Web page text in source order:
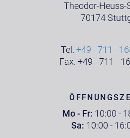
Theodor-Heuss-
70174
Tel. +49 - 711 -
Fax. +49 - 711 -
Mo - Fr: 10:00 -
Sa: 10:00 -